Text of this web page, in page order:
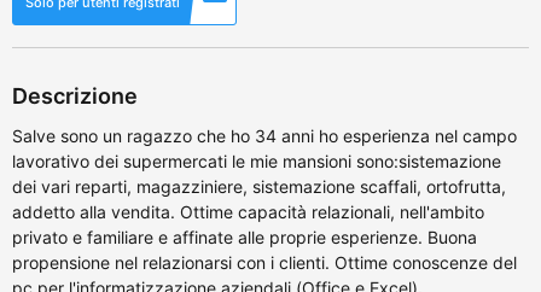
Descrizione
Salve sono un ragazzo che ho 34 anni ho esperienza nel campo
lavorativo dei supermercati le mie mansioni sono:sistemazione
dei vari reparti, magazziniere, sistemazione scaffali, ortofrutta,
addetto alla vendita. Ottime capacità relazionali, nell'ambito
privato e familiare e affinate alle proprie esperienze. Buona
propensione nel relazionarsi con i clienti. Ottime conoscenze del
pc per l'informatizzazione aziendali (Office e Excel).